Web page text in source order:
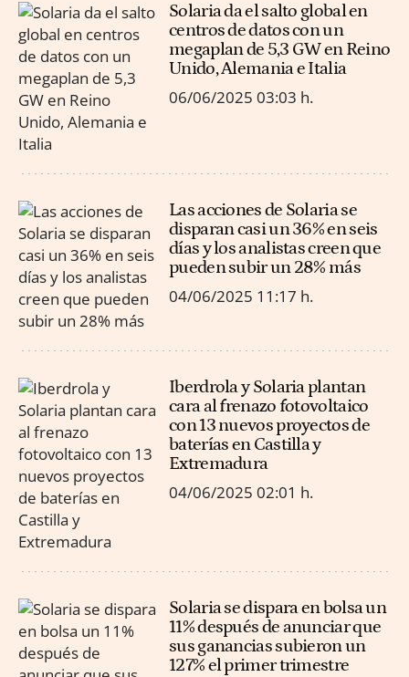
Solaria da el salto global en
centros de datos con un
megaplan de 5,3 GW en Reino
Unido, Alemania e Italia
06/06/2025 03:03 h.
Las acciones de Solaria se
disparan casi un 36% en seis
días y los analistas creen que
pueden subir un 28% más
04/06/2025 11:17 h.
Iberdrola y Solaria plantan
cara al frenazo fotovoltaico
con 13 nuevos proyectos de
baterías en Castilla y
Extremadura
04/06/2025 02:01 h.
Solaria se dispara en bolsa un
11% después de anunciar que
sus ganancias subieron un
127% el primer trimestre